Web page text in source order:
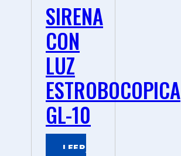
SIRENA
CON
LUZ
ESTROBOCOPICA
GL-10
LEER